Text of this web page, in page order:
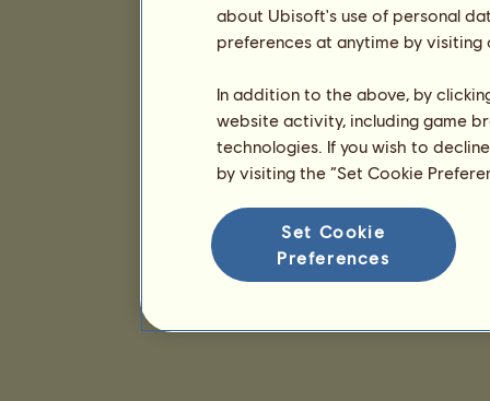
about Ubisoft's use of personal
preferences at anytime by
In addition to the above, by
website activity, including game
technologies. If you wish to
by visiting the “Set Cookie
Set Cookie
Preferences